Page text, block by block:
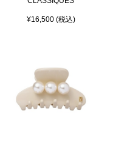
¥16,500 (税込)